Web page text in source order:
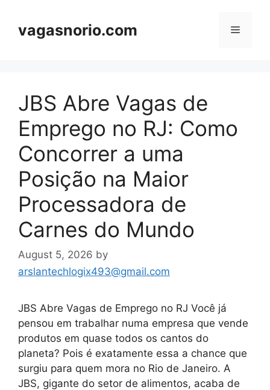
contentvagasnorio.com Menu
JBS Abre Vagas de
Emprego no RJ: Como
Concorrer a uma
Posição na Maior
Processadora de
Carnes do Mundo
August 5, 2026 by
arslantechlogix493@gmail.com
JBS Abre Vagas de Emprego no RJ Você já
pensou em trabalhar numa empresa que vende
produtos em quase todos os cantos do
planeta? Pois é exatamente essa a chance que
surgiu para quem mora no Rio de Janeiro. A
JBS, gigante do setor de alimentos, acaba de